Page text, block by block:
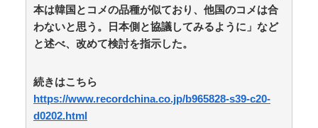
佐藤二朗、妻とのハグを報告「文〇砲より遥かに威力
は弱いが、僕のノロケ砲をお見舞いする」 / 5chまとめ
MAP(総合) NEW!
【熊本】車中泊避難して留守の家からエアコン室外機
MAP(総合) NEW!
【悲報】自然界の弱者オスの生存戦略WWWWW / お
まとめアンテナ NEW!
【政治】夫・ひろゆきに西村ゆかが“離婚”を提示「ひ
本は韓国とコメの品種が似ており、他国のコメは合
わないと思う。日本側と協議してみるように」など
と述べ、改めて検討を指示した。
続きはこちら
https://www.recordchina.co.jp/b965828-s39-c20-
d0202.html